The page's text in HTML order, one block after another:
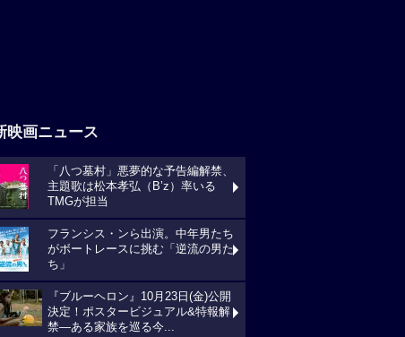
映画ニュース
「八つ墓村」悪夢的な予告編解禁、
主題歌は松本孝弘（B’z）率いる
TMGが担当
フランシス・ンら出演。中年男たち
がボートレースに挑む「逆流の男た
ち」
『ブルーヘロン』10月23日(金)公開
決定！ポスタービジュアル&特報解
禁―ある家族を巡る今...